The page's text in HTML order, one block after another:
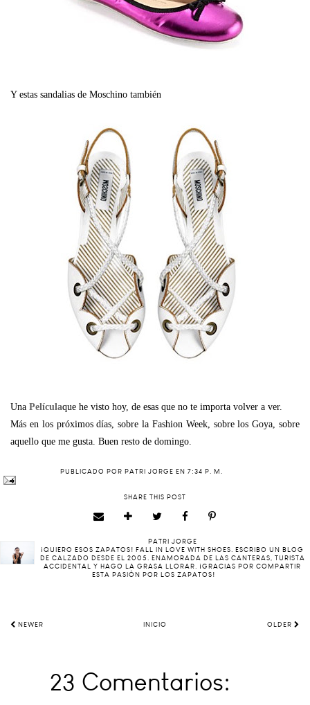
Y estas sandalias de Moschino también
Una Películaque he visto hoy, de esas que no te importa volver a ver.
Más en los próximos días, sobre la Fashion Week, sobre los Goya, sobre
aquello que me gusta. Buen resto de domingo.
PUBLICADO POR PATRI JORGE EN 7:34 P. M.
SHARE THIS POST
PATRI JORGE
¡QUIERO ESOS ZAPATOS! FALL IN LOVE WITH SHOES. ESCRIBO UN BLOG
DE CALZADO DESDE EL 2005. ENAMORADA DE LAS CANTERAS, TURISTA
ACCIDENTAL Y HAGO LA GRASA LLORAR. ¡GRACIAS POR COMPARTIR
ESTA PASIÓN POR LOS ZAPATOS!
NEWER INICIO OLDER
23 Comentarios: